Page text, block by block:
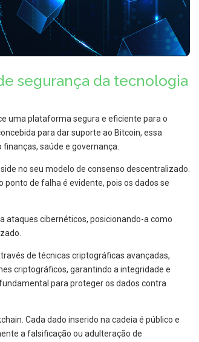
segurança da tecnologia
uma plataforma segura e eficiente para o
para dar suporte ao Bitcoin, essa
saúde e governança.
no seu modelo de consenso descentralizado.
de falha é evidente, pois os dados se
ataques cibernéticos, posicionando-a como
de técnicas criptográficas avançadas,
criptográficos, garantindo a integridade e
para proteger os dados contra
Cada dado inserido na cadeia é público e
a falsificação ou adulteração de